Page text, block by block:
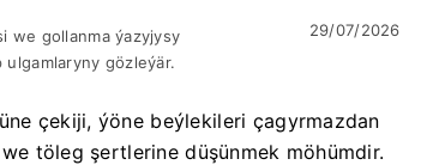
we gollanma ýazyjysy
gözleýär.
29/07/2026
çekiji, ýöne beýlekileri çagyrmazdan
töleg şertlerine düşünmek möhümdir.